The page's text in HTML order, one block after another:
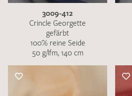
3009-412
Crincle Georgette
gefärbt
100% reine Seide
50 g/lfm, 140 cm